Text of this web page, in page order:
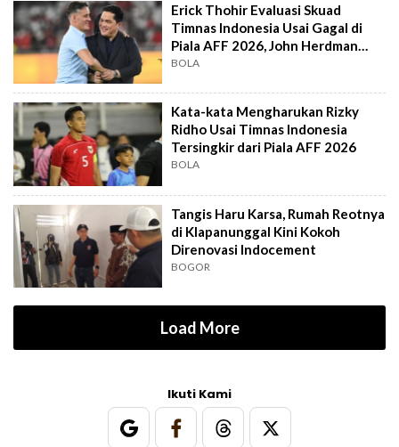
Erick Thohir Evaluasi Skuad
Timnas Indonesia Usai Gagal di
Piala AFF 2026, John Herdman
Out?
BOLA
Kata-kata Mengharukan Rizky
Ridho Usai Timnas Indonesia
Tersingkir dari Piala AFF 2026
BOLA
Tangis Haru Karsa, Rumah Reotnya
di Klapanunggal Kini Kokoh
Direnovasi Indocement
BOGOR
Load More
Ikuti Kami